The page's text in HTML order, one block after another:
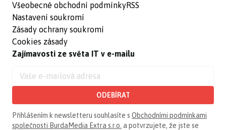
Všeobecné obchodní podmínky
Nastavení soukromí
Zásady ochrany soukromí
Cookies zásady
RSS
Zajímavosti ze světa IT v e-mailu
ODEBÍRAT
Přihlášením k newsletteru souhlasíte s Obchodními podmínkami
společnosti BurdaMedia Extra s.r.o. a potvrzujete, že jste se